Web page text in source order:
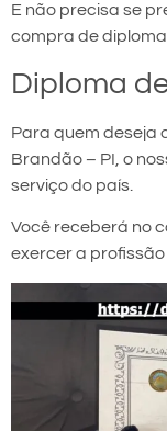
E não precisa se
compra de diploma
Diploma
Para quem deseja
Brandão – PI, o
serviço do país.
Você receberá no
exercer a